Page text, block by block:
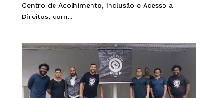
Centro de Acolhimento, Inclusão e Acesso a
Direitos, com...